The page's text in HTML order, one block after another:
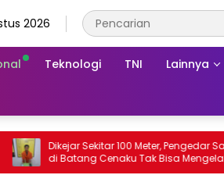
2026
Teknologi TNI Lainnya
Dikejar Sekitar 100 Meter, Pengedar Sabu
di Batang Cenaku Tak Bisa Mengelak